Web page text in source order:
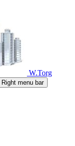
W.Torg
Right menu bar